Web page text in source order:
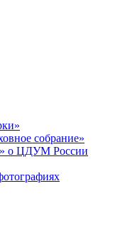
собрание»
о ЦДУМ России